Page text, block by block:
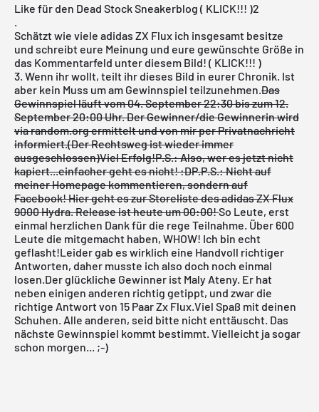
Like für den Dead Stock Sneakerblog ( KLICK!!! )2
.
Schätzt wie viele adidas ZX Flux ich insgesamt besitze
und schreibt eure Meinung und eure gewünschte Größe in
das Kommentarfeld unter diesem Bild! ( KLICK!!! )
3. Wenn ihr wollt, teilt ihr dieses Bild in eurer Chronik. Ist
aber kein Muss um am Gewinnspiel teilzunehmen.Das
Gewinnspiel läuft vom 04. September 22:30 bis zum 12.
September 20:00 Uhr. Der Gewinner/die Gewinnerin wird
via random.org ermittelt und von mir per Privatnachricht
informiert.(Der Rechtsweg ist wieder immer
ausgeschlossen)Viel Erfolg!P.S.: Also, wer es jetzt nicht
kapiert...einfacher geht es nicht! :DP.P.S.: Nicht auf
meiner Homepage kommentieren, sondern auf
Facebook!Hier geht es zur Storeliste des adidas ZX Flux
9000 Hydra. Release ist heute um 00:00!So Leute, erst
einmal herzlichen Dank für die rege Teilnahme. Über 600
Leute die mitgemacht haben, WHOW! Ich bin echt
geflasht!Leider gab es wirklich eine Handvoll richtiger
Antworten, daher musste ich also doch noch einmal
losen.Der glückliche Gewinner ist Maly Ateny. Er hat
neben einigen anderen richtig getippt, und zwar die
richtige Antwort von 15 Paar Zx Flux.Viel Spaß mit deinen
Schuhen. Alle anderen, seid bitte nicht enttäuscht. Das
nächste Gewinnspiel kommt bestimmt. Vielleicht ja sogar
schon morgen... ;-)